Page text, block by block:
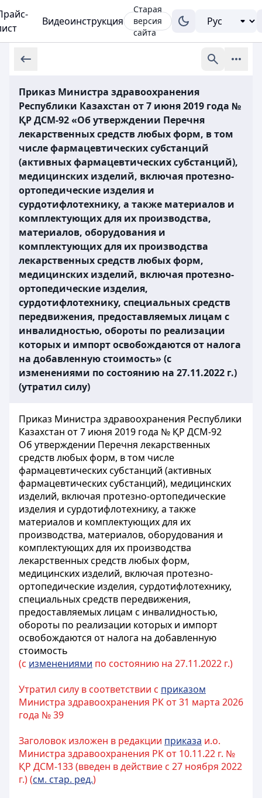
Видеоинструкция
Старая
версия
сайта
Приказ Министра здравоохранения
Республики Казахстан от 7 июня 2019 года №
ҚР ДСМ-92 «Об утверждении Перечня
лекарственных средств любых форм, в том
числе фармацевтических субстанций
(активных фармацевтических субстанций),
медицинских изделий, включая протезно-
ортопедические изделия и
сурдотифлотехнику, а также материалов и
комплектующих для их производства,
материалов, оборудования и
комплектующих для их производства
лекарственных средств любых форм,
медицинских изделий, включая протезно-
ортопедические изделия,
сурдотифлотехнику, специальных средств
передвижения, предоставляемых лицам с
инвалидностью, обороты по реализации
которых и импорт освобождаются от налога
на добавленную стоимость» (с
изменениями по состоянию на 27.11.2022 г.)
(утратил силу)
Приказ Министра здравоохранения Республики
Казахстан от 7 июня 2019 года № ҚР ДСМ-92
Об утверждении Перечня лекарственных
средств любых форм, в том числе
фармацевтических субстанций (активных
фармацевтических субстанций), медицинских
изделий, включая протезно-ортопедические
изделия и сурдотифлотехнику, а также
материалов и комплектующих для их
производства, материалов, оборудования и
комплектующих для их производства
лекарственных средств любых форм,
медицинских изделий, включая протезно-
ортопедические изделия, сурдотифлотехнику,
специальных средств передвижения,
предоставляемых лицам с инвалидностью,
обороты по реализации которых и импорт
освобождаются от налога на добавленную
стоимость
(с изменениями по состоянию на 27.11.2022 г.)
Утратил силу в соответствии с приказом
Министра здравоохранения РК от 31 марта 2026
года № 39
Заголовок изложен в редакции приказа и.о.
Министра здравоохранения РК от 10.11.22 г. №
ҚР ДСМ-133 (введен в действие с 27 ноября 2022
г.) (см. стар. ред.)